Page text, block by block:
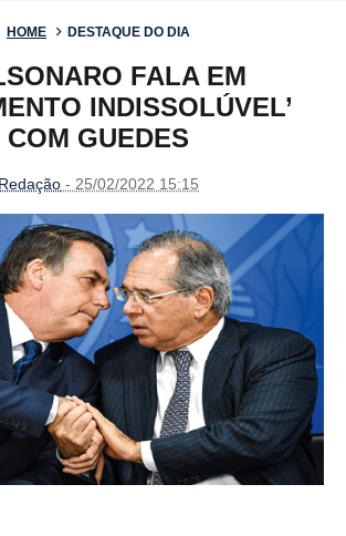
HOME DESTAQUE DO DIA
FALA EM
INDISSOLÚVEL’
COM GUEDES
Redação - 25/02/2022 15:15